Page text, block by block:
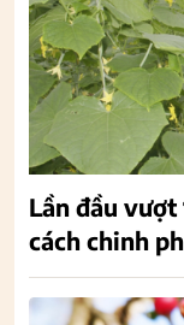
Lần đầu vượt
cách chinh